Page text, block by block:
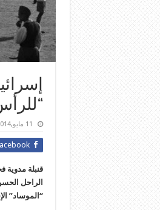
11 مايو,2014
قنبلة مدوية
“الموساد”